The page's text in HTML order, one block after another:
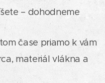
– dohodneme
čase priamo k vám
materiál vlákna a